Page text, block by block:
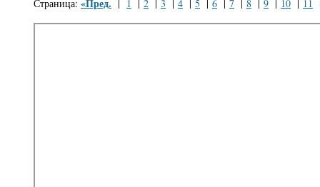
Страница: «Пред. | 1 | 2 | 3 | 4 | 5 | 6 | 7 | 8 | 9 | 10 | 11